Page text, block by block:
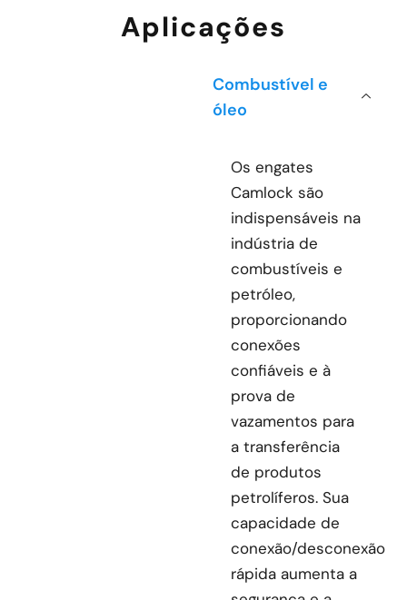
Aplicações
Combustível e
óleo
Os engates
Camlock são
indispensáveis na
indústria de
combustíveis e
petróleo,
proporcionando
conexões
confiáveis e à
prova de
vazamentos para
a transferência
de produtos
petrolíferos. Sua
capacidade de
conexão/desconexão
rápida aumenta a